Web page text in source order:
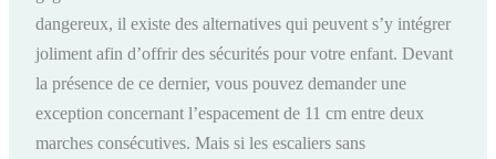
dangereux, il existe des alternatives qui peuvent s’y intégrer
joliment afin d’offrir des sécurités pour votre enfant. Devant
la présence de ce dernier, vous pouvez demander une
exception concernant l’espacement de 11 cm entre deux
marches consécutives. Mais si les escaliers sans